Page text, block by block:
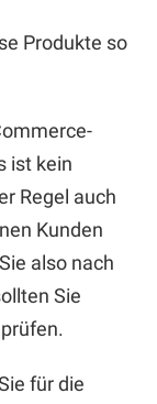
Produkte so
ist kein
Regel auch
Kunden
also nach
Sie
für die